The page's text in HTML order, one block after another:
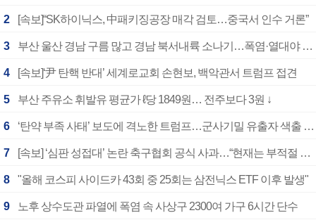
2 [속보]“SK하이닉스, 中패키징공장 매각 검토…중국서 인수 거론”
3 부산 울산 경남 구름 많고 경남 북서내륙 소나기…폭염·열대야 계속
4 [속보]‘尹 탄핵 반대’ 세계로교회 손현보, 백악관서 트럼프 접견
5 부산 주유소 휘발유 평균가 ℓ당 1849원… 전주보다 3원 ↓
6 ‘탄약 부족 사태’ 보도에 격노한 트럼프…군사기밀 유출자 색출 지시
7 [속보] ‘심판 성접대’ 논란 축구협회 공식 사과…“현재는 부적절 행위 없어”
8 "올해 코스피 사이드카 43회 중 25회는 삼전닉스 ETF 이후 발생"
9 노후 상수도관 파열에 폭염 속 사상구 2300여 가구 6시간 단수